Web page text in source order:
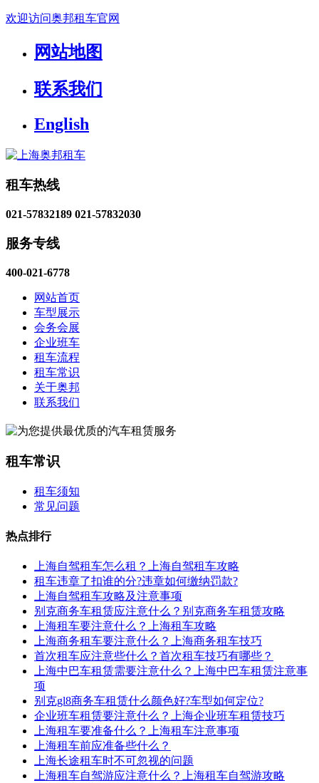
欢迎访问奥邦租车官网
网站地图
联系我们
English
租车热线
021-57832189 021-57832030
服务专线
400-021-6778
网站首页
车型展示
会务会展
企业班车
租车流程
租车常识
关于奥邦
联系我们
租车常识
租车须知
常见问题
热点排行
上海自驾租车怎么租？上海自驾租车攻略
租车违章了扣谁的分?违章如何缴纳罚款?
上海自驾租车攻略及注意事项
别克商务车租赁应注意什么？别克商务车租赁攻略
上海租车要注意什么？上海租车攻略
上海商务租车要注意什么？上海商务租车技巧
首次租车应注意些什么？首次租车技巧有哪些？
上海中巴车租赁需要注意什么？上海中巴车租赁注意事
项
别克gl8商务车租赁什么颜色好?车型如何定位?
企业班车租赁要注意什么？上海企业班车租赁技巧
上海租车要准备什么？上海租车注意事项
上海租车前应准备些什么？
上海长途租车时不可忽视的问题
上海租车自驾游应注意什么？上海租车自驾游攻略